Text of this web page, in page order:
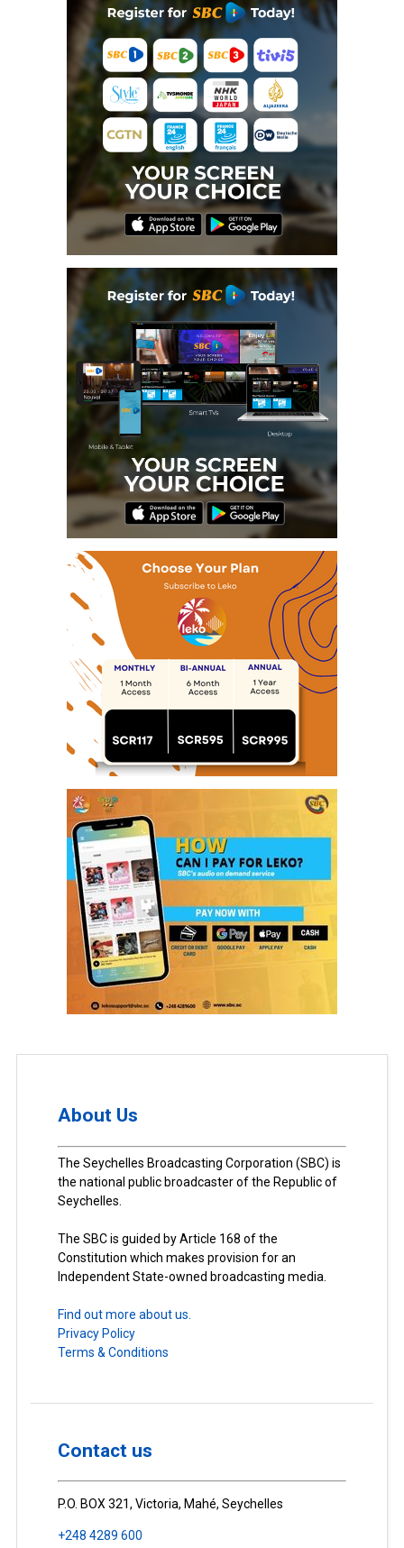
About Us
The Seychelles Broadcasting Corporation (SBC) is
the national public broadcaster of the Republic of
Seychelles.
The SBC is guided by Article 168 of the
Constitution which makes provision for an
Independent State-owned broadcasting media.
Find out more about us.
Privacy Policy
Terms & Conditions
Contact us
P.O. BOX 321, Victoria, Mahé, Seychelles
+248 4289 600